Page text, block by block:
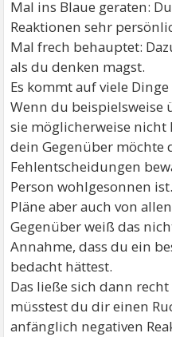
Mal ins Blaue geraten:
Reaktionen sehr
Mal frech behauptet:
als du denken magst.
Es kommt auf viele Dinge
Wenn du beispielsweise
sie möglicherweise
dein Gegenüber möchte
Fehlentscheidungen
Person wohlgesonnen
Pläne aber auch von
Gegenüber weiß das
Annahme, dass du ein
bedacht hättest.
Das ließe sich dann
müsstest du dir einen
anfänglich negativen